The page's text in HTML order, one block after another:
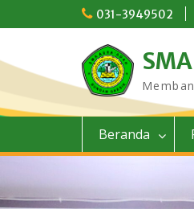
to
031-3949502
Beranda